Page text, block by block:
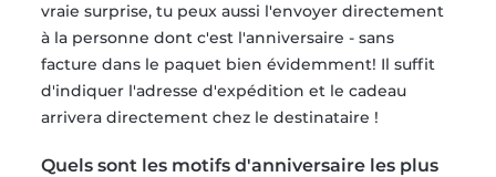
vraie surprise, tu peux aussi l'envoyer directement
à la personne dont c'est l'anniversaire - sans
facture dans le paquet bien évidemment! Il suffit
d'indiquer l'adresse d'expédition et le cadeau
arrivera directement chez le destinataire !
Quels sont les motifs d'anniversaire les plus